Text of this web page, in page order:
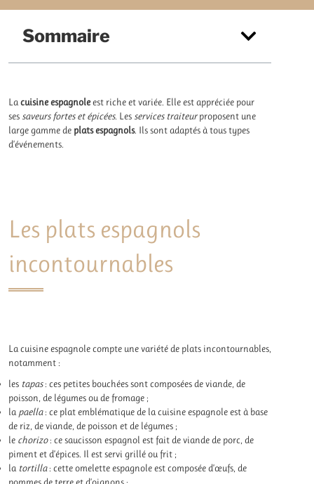
Sommaire
Lacuisine espagnoleest riche et variée. Elle est appréciée pour
ses saveurs fortes et épicées. Les services traiteurproposent une
large gamme de plats espagnols. Ils sont adaptés à tous types
d’événements.
Les plats espagnols
incontournables
La cuisine espagnole compte une variété de plats incontournables,
notamment :
les tapas: ces petites bouchées sont composées de viande, de
poisson, de légumes ou de fromage ;
la paella: ce plat emblématique de la cuisine espagnole est à base
de riz, de viande, de poisson et de légumes ;
le chorizo: ce saucisson espagnol est fait de viande de porc, de
piment et d’épices. Il est servi grillé ou frit ;
la tortilla: cette omelette espagnole est composée d’œufs, de